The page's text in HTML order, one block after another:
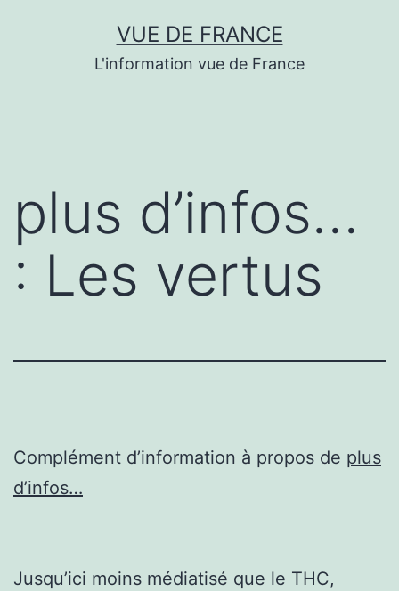
VUE DE FRANCE
L'information vue de France
plus d’infos…
: Les vertus
Complément d’information à propos de plus
d’infos…
Jusqu’ici moins médiatisé que le THC,